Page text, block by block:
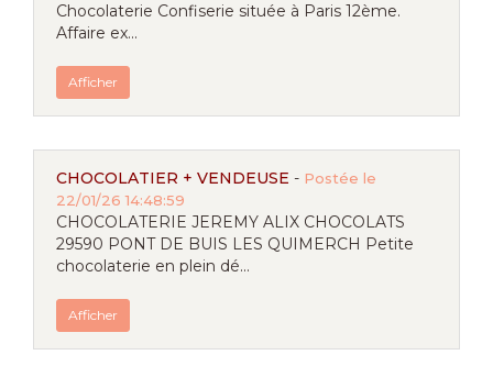
Chocolaterie Confiserie située à Paris 12ème.
Affaire ex...
Afficher
CHOCOLATIER + VENDEUSE - Postée le
22/01/26 14:48:59
CHOCOLATERIE JEREMY ALIX CHOCOLATS
29590 PONT DE BUIS LES QUIMERCH Petite
chocolaterie en plein dé...
Afficher